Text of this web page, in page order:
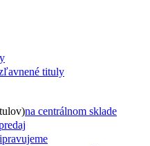
tituly
na centrálnom sklade